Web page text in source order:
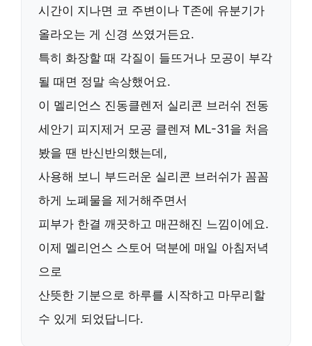
시간이 지나면 코 주변이나 T존에 유분기가
올라오는 게 신경 쓰였거든요.
특히 화장할 때 각질이 들뜨거나 모공이 부각
될 때면 정말 속상했어요.
이 멜리언스 진동클렌저 실리콘 브러쉬 전동
세안기 피지제거 모공 클렌져 ML-31을 처음
봤을 땐 반신반의했는데,
사용해 보니 부드러운 실리콘 브러쉬가 꼼꼼
하게 노폐물을 제거해주면서
피부가 한결 깨끗하고 매끈해진 느낌이에요.
이제 멜리언스 스토어 덕분에 매일 아침저녁
으로
산뜻한 기분으로 하루를 시작하고 마무리할
수 있게 되었답니다.